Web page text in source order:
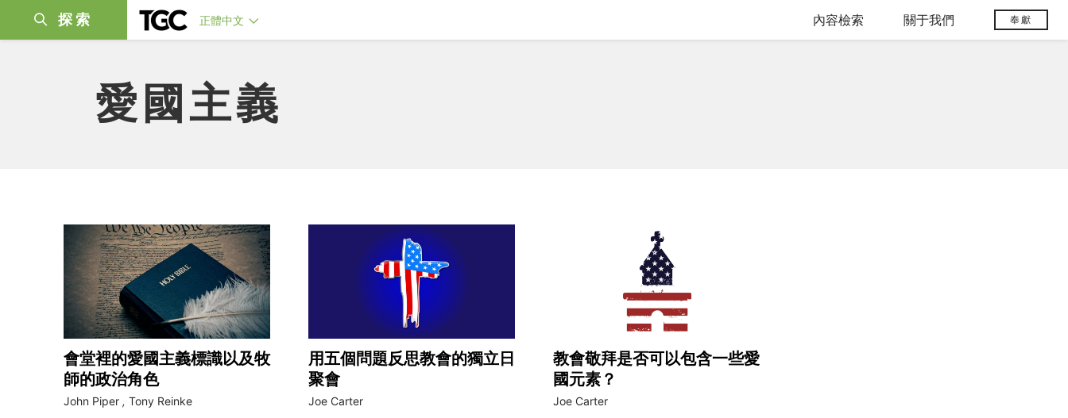
探索 正體中文 內容檢索 關于我們 奉獻
愛國主義
會堂裡的愛國主義標識以及牧
師的政治角色
John Piper , Tony Reinke
用五個問題反思教會的獨立日
聚會
Joe Carter
教會敬拜是否可以包含一些愛
國元素？
Joe Carter